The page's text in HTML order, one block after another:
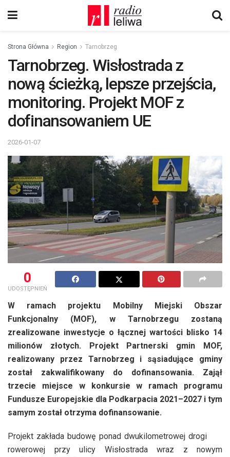
Strona Główna Region Tarnobrzeg
Tarnobrzeg. Wisłostrada z
nową ścieżką, lepsze przejścia,
monitoring. Projekt MOF z
dofinansowaniem UE
2026-01-07
0
UDOSTĘPNIEŃ
W ramach projektu Mobilny Miejski Obszar
Funkcjonalny (MOF), w Tarnobrzegu zostaną
zrealizowane inwestycje o łącznej wartości blisko 14
milionów złotych. Projekt Partnerski gmin MOF,
realizowany przez Tarnobrzeg i sąsiadujące gminy
został zakwalifikowany do dofinansowania. Zajął
trzecie miejsce w konkursie w ramach programu
Fundusze Europejskie dla Podkarpacia 2021–2027 i tym
samym został otrzyma dofinansowanie.
Projekt zakłada budowę ponad dwukilometrowej drogi
rowerowej przy ulicy Wisłostrada wraz z nowym